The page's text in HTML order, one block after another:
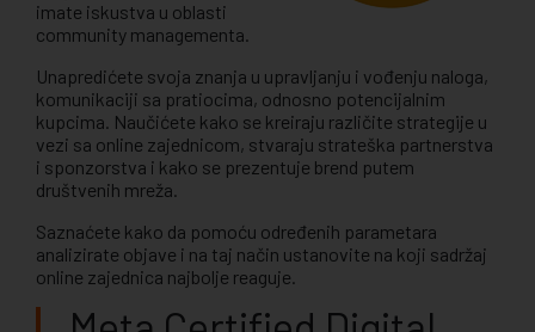
imate iskustva u oblasti
community managementa.
Unapredićete svoja znanja u upravljanju i vođenju naloga,
komunikaciji sa pratiocima, odnosno potencijalnim
kupcima. Naučićete kako se kreiraju različite strategije u
vezi sa online zajednicom, stvaraju strateška partnerstva
i sponzorstva i kako se prezentuje brend putem
društvenih mreža.
Saznaćete kako da pomoću određenih parametara
analizirate objave i na taj način ustanovite na koji sadržaj
online zajednica najbolje reaguje.